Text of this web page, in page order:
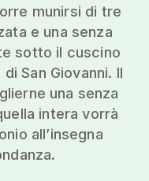
munirsi di tre
e una senza
sotto il cuscino
San Giovanni. Il
una senza
intera vorrà
all’insegna